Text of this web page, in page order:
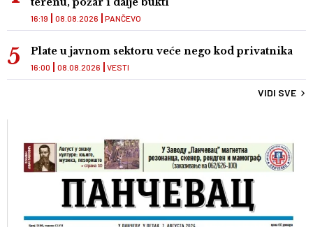
PANČEVO
16:19 08.08.2026
Plate u javnom sektoru veće nego kod privatnika
VESTI
16:00 08.08.2026
VIDI SVE